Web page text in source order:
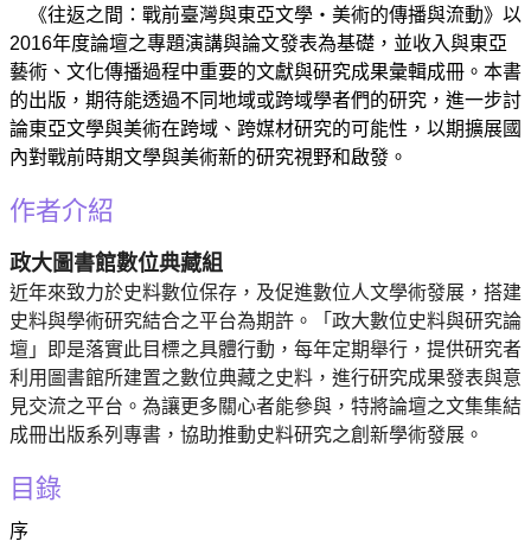
《往返之間：戰前臺灣與東亞文學‧美術的傳播與流動》以
2016年度論壇之專題演講與論文發表為基礎，並收入與東亞
藝術、文化傳播過程中重要的文獻與研究成果彙輯成冊。本書
的出版，期待能透過不同地域或跨域學者們的研究，進一步討
論東亞文學與美術在跨域、跨媒材研究的可能性，以期擴展國
內對戰前時期文學與美術新的研究視野和啟發。
作者介紹
政大圖書館數位典藏組
近年來致力於史料數位保存，及促進數位人文學術發展，搭建
史料與學術研究結合之平台為期許。「政大數位史料與研究論
壇」即是落實此目標之具體行動，每年定期舉行，提供研究者
利用圖書館所建置之數位典藏之史料，進行研究成果發表與意
見交流之平台。為讓更多關心者能參與，特將論壇之文集集結
成冊出版系列專書，協助推動史料研究之創新學術發展。
目錄
序